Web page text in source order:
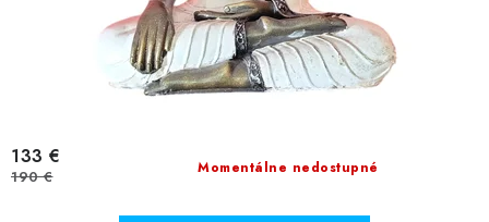
Momentálne nedostupné
133 €
190 €